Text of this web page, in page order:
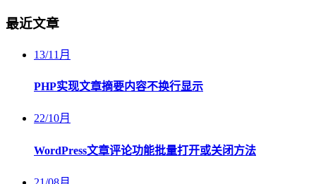
最近文章
13/11月
PHP实现文章摘要内容不换行显示
22/10月
WordPress文章评论功能批量打开或关闭方法